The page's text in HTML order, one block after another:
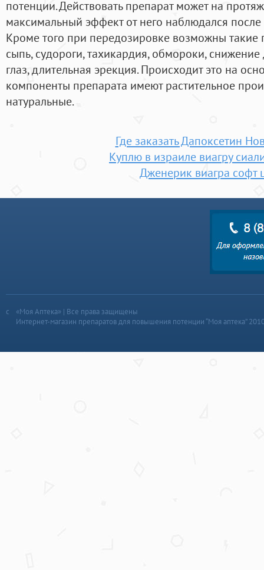
потенции. Действовать препарат может на
максимальный эффект от него наблюдался
Кроме того при передозировке возможны
сыпь, судороги, тахикардия, обмороки,
глаз, длительная эрекция. Происходит это на
компоненты препарата имеют растительное
натуральные.
Где заказать Дапоксетин
Куплю в израиле виагру
Дженерик виагра софт
«Моя Аптека» | Все права защищены
Интернет-магазин препаратов для повышения потенции “Моя аптека”